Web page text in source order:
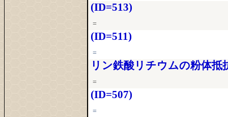
(ID=513)
=
(ID=511)
=
リン鉄酸リチウムの粉体
=
(ID=507)
=